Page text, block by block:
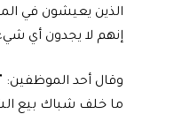
الذين يعيشون في
إنهم لا يجدون أي
وقال أحد الموظفين:
ما خلف شباك بيع